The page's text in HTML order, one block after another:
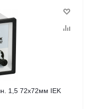
1,5 72х72мм IEK